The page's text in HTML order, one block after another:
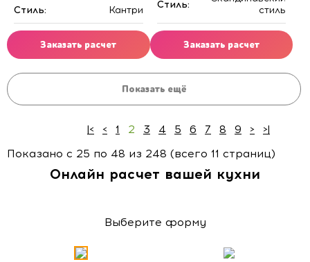
Стиль:
Кантри
Заказать расчет
Стиль:
стиль
Заказать расчет
Показать ещё
|< < 1 2 3 4 5 6 7 8 9 >
>|
Показано с 25 по 48 из 248 (всего 11 страниц)
Онлайн расчет вашей кухни
Выберите форму